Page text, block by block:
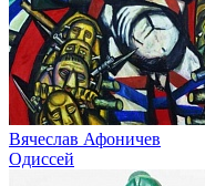
Вячеслав Афоничев
Одиссей